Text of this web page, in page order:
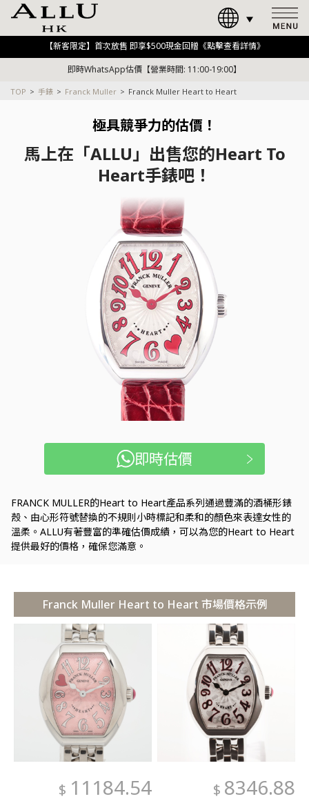
【新客限定】首次放售 即享$500現金回贈《點擊查看詳情》
即時WhatsApp估價【營業時間: 11:00-19:00】
TOP 手錶 Franck Muller Franck Muller Heart to Heart
極具競爭力的估價！
馬上在「ALLU」出售您的Heart To
Heart手錶吧！
即時估價
FRANCK MULLER的Heart to Heart產品系列通過豐滿的酒桶形錶
殼、由心形符號替換的不規則小時標記和柔和的顏色來表達女性的
溫柔。ALLU有著豐富的準確估價成績，可以為您的Heart to Heart
提供最好的價格，確保您滿意。
Franck Muller Heart to Heart 市場價格示例
$ 11184.54 $ 8346.88